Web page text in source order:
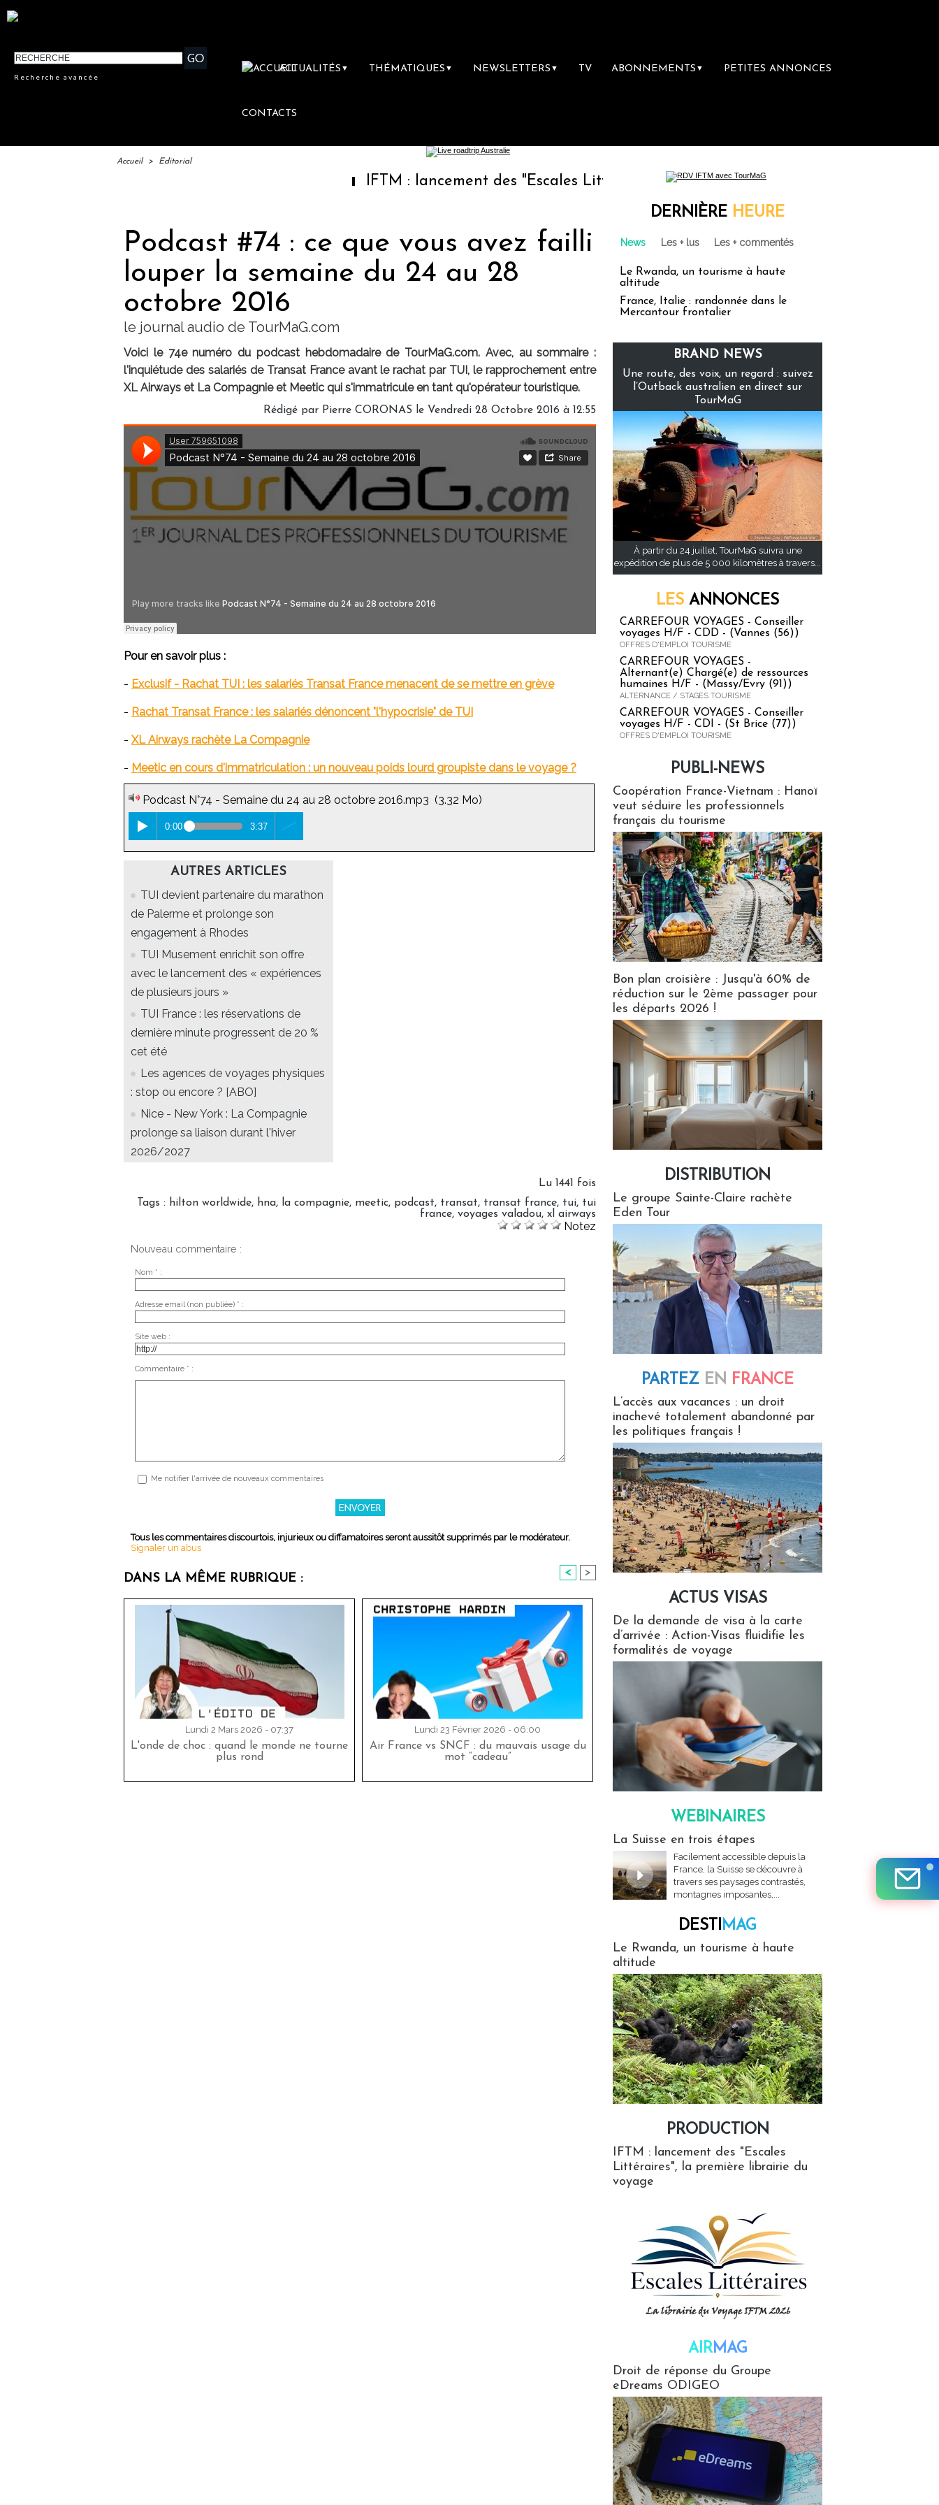
Recherche avancée
ACTUALITÉS ▼ THÉMATIQUES ▼ NEWSLETTERS ▼ TV ABONNEMENTS ▼ PETITES ANNONCES
CONTACTS
Accueil > Editorial
IFTM : lancement des "Escales Littéraires", la première librairie du voyage
Podcast #74 : ce que vous avez failli
louper la semaine du 24 au 28
octobre 2016
le journal audio de TourMaG.com
Voici le 74e numéro du podcast hebdomadaire de TourMaG.com. Avec, au sommaire :
l'inquiétude des salariés de Transat France avant le rachat par TUI, le rapprochement entre
XL Airways et La Compagnie et Meetic qui s'immatricule en tant qu'opérateur touristique.
Rédigé par Pierre CORONAS le Vendredi 28 Octobre 2016 à 12:55
Pour en savoir plus :
- Exclusif - Rachat TUI : les salariés Transat France menacent de se mettre en grève
- Rachat Transat France : les salariés dénoncent "l'hypocrisie" de TUI
- XL Airways rachète La Compagnie
- Meetic en cours d'immatriculation : un nouveau poids lourd groupiste dans le voyage ?
Podcast N°74 - Semaine du 24 au 28 octobre 2016.mp3 (3.32 Mo)
0:00 3:37
AUTRES ARTICLES
TUI devient partenaire du marathon
de Palerme et prolonge son
engagement à Rhodes
TUI Musement enrichit son offre
avec le lancement des « expériences
de plusieurs jours »
TUI France : les réservations de
dernière minute progressent de 20 %
cet été
Les agences de voyages physiques
: stop ou encore ? [ABO]
Nice - New York : La Compagnie
prolonge sa liaison durant l'hiver
2026/2027
Lu 1441 fois
Tags : hilton worldwide, hna, la compagnie, meetic, podcast, transat, transat france, tui, tui
france, voyages valadou, xl airways
Notez
Nouveau commentaire :
Nom * :
Adresse email (non publiée) * :
Site web :
Commentaire * :
Me notifier l'arrivée de nouveaux commentaires
Tous les commentaires discourtois, injurieux ou diffamatoires seront aussitôt supprimés par le modérateur.
Signaler un abus
DANS LA MÊME RUBRIQUE : < >
Lundi 2 Mars 2026 - 07:37
L'onde de choc : quand le monde ne tourne
plus rond
Lundi 23 Février 2026 - 06:00
Air France vs SNCF : du mauvais usage du
mot “cadeau”
DERNIÈRE HEURE
News Les + lus Les + commentés
Le Rwanda, un tourisme à haute
altitude
France, Italie : randonnée dans le
Mercantour frontalier
BRAND NEWS
Une route, des voix, un regard : suivez
l’Outback australien en direct sur
TourMaG
À partir du 24 juillet, TourMaG suivra une
expédition de plus de 5 000 kilomètres à travers...
LES ANNONCES
CARREFOUR VOYAGES - Conseiller
voyages H/F - CDD - (Vannes (56))
OFFRES D'EMPLOI TOURISME
CARREFOUR VOYAGES -
Alternant(e) Chargé(e) de ressources
humaines H/F - (Massy/Evry (91))
ALTERNANCE / STAGES TOURISME
CARREFOUR VOYAGES - Conseiller
voyages H/F - CDI - (St Brice (77))
OFFRES D'EMPLOI TOURISME
PUBLI-NEWS
Coopération France-Vietnam : Hanoï
veut séduire les professionnels
français du tourisme
Bon plan croisière : Jusqu'à 60% de
réduction sur le 2ème passager pour
les départs 2026 !
DISTRIBUTION
Le groupe Sainte-Claire rachète
Eden Tour
PARTEZ EN FRANCE
L’accès aux vacances : un droit
inachevé totalement abandonné par
les politiques français !
ACTUS VISAS
De la demande de visa à la carte
d’arrivée : Action-Visas fluidifie les
formalités de voyage
WEBINAIRES
La Suisse en trois étapes
Facilement accessible depuis la
France, la Suisse se découvre à
travers ses paysages contrastés,
montagnes imposantes,...
DESTIMAG
Le Rwanda, un tourisme à haute
altitude
PRODUCTION
IFTM : lancement des "Escales
Littéraires", la première librairie du
voyage
AIRMAG
Droit de réponse du Groupe
eDreams ODIGEO